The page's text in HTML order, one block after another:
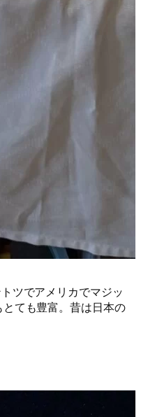
ツでアメリカでマジッ
ても豊富。昔は日本の